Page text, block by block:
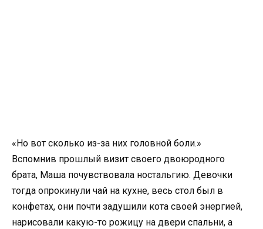
«Но вот сколько из-за них головной боли.»
Вспомнив прошлый визит своего двоюродного
брата, Маша почувствовала ностальгию. Девочки
тогда опрокинули чай на кухне, весь стол был в
конфетах, они почти задушили кота своей энергией,
нарисовали какую-то рожицу на двери спальни, а